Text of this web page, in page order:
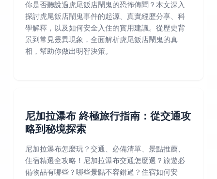
你是否聽說過虎尾飯店鬧鬼的恐怖傳聞？本文深入
探討虎尾飯店鬧鬼事件的起源、真實經歷分享、科
學解釋，以及如何安全入住的實用建議。從歷史背
景到常見靈異現象，全面解析虎尾飯店鬧鬼的真
相，幫助你做出明智決策。
尼加拉瀑布 終極旅行指南：從交通攻
略到秘境探索
尼加拉瀑布怎麼玩？交通、必備清單、景點推薦、
住宿精選全攻略！尼加拉瀑布交通怎麼選？旅遊必
備物品有哪些？哪些景點不容錯過？住宿如何安